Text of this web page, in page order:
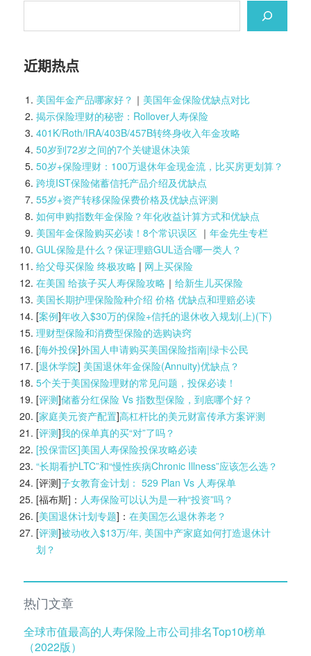
近期热点
美国年金产品哪家好？ ｜ 美国年金保险优缺点对比
揭示保险理财的秘密：Rollover人寿保险
401K/Roth/IRA/403B/457B转终身收入年金攻略
50岁到72岁之间的7个关键退休决策
50岁+保险理财：100万退休年金现金流，比买房更划算？
跨境IST保险储蓄信托产品介绍及优缺点
55岁+资产转移保险保费价格及优缺点评测
如何申购指数年金保险？年化收益计算方式和优缺点
美国年金保险购买必读！8个常识误区｜ 年金先生专栏
GUL保险是什么？保证理赔GUL适合哪一类人？
给父母买保险 终极攻略| 网上买保险
在美国 给孩子买人寿保险攻略｜ 给新生儿买保险
美国长期护理保险险种介绍 价格 优缺点和理赔必读
[案例]年收入$30万的保险+信托的退休收入规划(上)(下)
理财型保险和消费型保险的选购诀窍
[海外投保]外国人申请购买美国保险指南|绿卡公民
[退休学院] 美国退休年金保险(Annuity)优缺点？
5个关于美国保险理财的常见问题，投保必读！
[评测]储蓄分红保险 Vs 指数型保险，到底哪个好？
[家庭美元资产配置]高杠杆比的美元财富传承方案评测
[评测]我的保单真的买“对”了吗？
[投保雷区]美国人寿保险投保攻略必读
“长期看护LTC”和“慢性疾病Chronic Illness”应该怎么选？
[评测]子女教育金计划： 529 Plan Vs 人寿保单
[福布斯]： 人寿保险可以认为是一种“投资”吗？
[美国退休计划专题]： 在美国怎么退休养老？
[评测]被动收入$13万/年, 美国中产家庭如何打造退休计
划？
热门文章
全球市值最高的人寿保险上市公司排名Top10榜单
（2022版）